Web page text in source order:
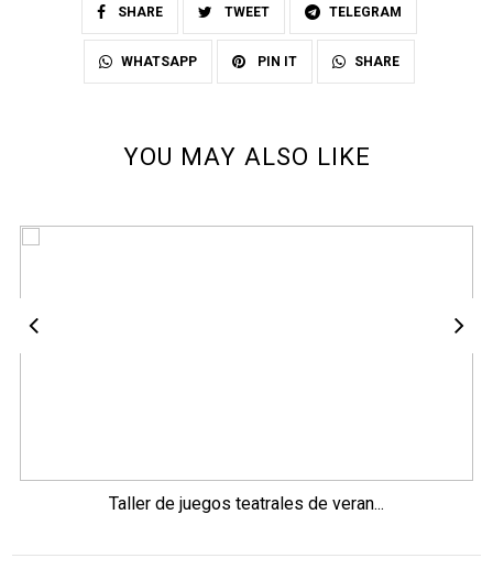
SHARE TWEET TELEGRAM
WHATSAPP PIN IT SHARE
YOU MAY ALSO LIKE
Taller de juegos teatrales de veran...